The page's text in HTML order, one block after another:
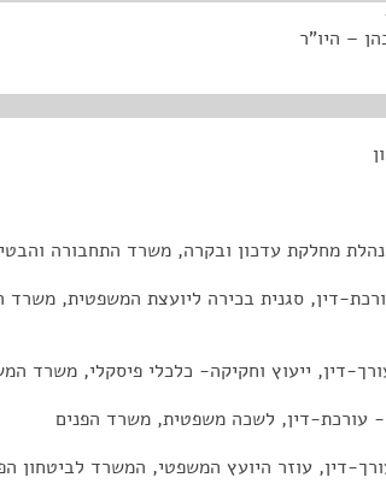
– היו"ר
מחלקת עדכון ובקרה, משרד התחבורה
דין, סגנית בכירה ליועצת המשפטית, משרד
דין, ייעוץ וחקיקה- כלכלי פיסקלי, משרד
- עורכת-דין, לשכה משפטית, משרד הפנים
דין, עוזר היועץ המשפטי, המשרד לביטחון